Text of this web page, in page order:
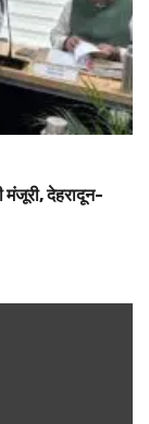
मंजूरी, देहरादून-